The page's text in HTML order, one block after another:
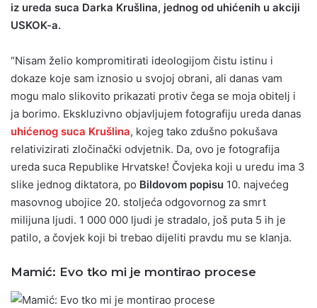
iz ureda suca Darka Krušlina, jednog od uhićenih u akciji
USKOK-a.
“Nisam želio kompromitirati ideologijom čistu istinu i
dokaze koje sam iznosio u svojoj obrani, ali danas vam
mogu malo slikovito prikazati protiv čega se moja obitelj i
ja borimo. Ekskluzivno objavljujem fotografiju ureda danas
uhićenog suca Krušlina, kojeg tako zdušno pokušava
relativizirati zločinački odvjetnik. Da, ovo je fotografija
ureda suca Republike Hrvatske! Čovjeka koji u uredu ima 3
slike jednog diktatora, po Bildovom popisu 10. najvećeg
masovnog ubojice 20. stoljeća odgovornog za smrt
milijuna ljudi. 1 000 000 ljudi je stradalo, još puta 5 ih je
patilo, a čovjek koji bi trebao dijeliti pravdu mu se klanja.
Mamić: Evo tko mi je montirao procese